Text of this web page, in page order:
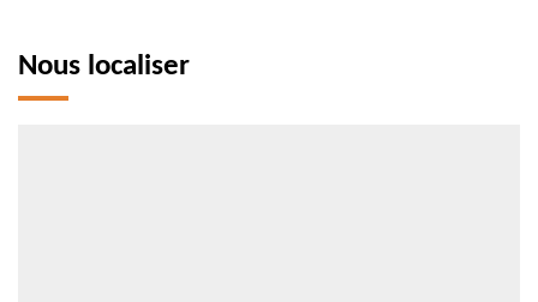
Nous localiser